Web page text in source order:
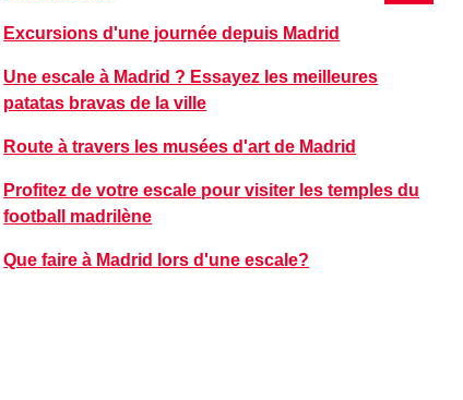
Excursions d'une journée depuis Madrid
Une escale à Madrid ? Essayez les meilleures
patatas bravas de la ville
Route à travers les musées d'art de Madrid
Profitez de votre escale pour visiter les temples du
football madrilène
Que faire à Madrid lors d'une escale?